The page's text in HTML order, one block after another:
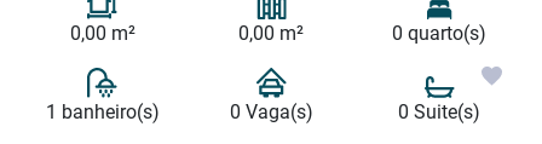
0,00 m² 0,00 m² 0 quarto(s)
1 banheiro(s) 0 Vaga(s) 0 Suite(s)